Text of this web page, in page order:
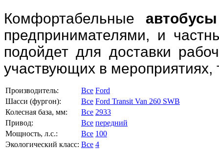
Комфортабельные автобусы
предпринимателями, и
подойдет для доставки
участвующих в мероприятиях,
Производитель: Все Ford
Шасси (фургон):
Все Ford Transit Van 260 SWB
Колесная база, мм:
Все 2933
Привод:
Все передний
Мощность, л.с.:
Все 100
Экологический класс: Все 4